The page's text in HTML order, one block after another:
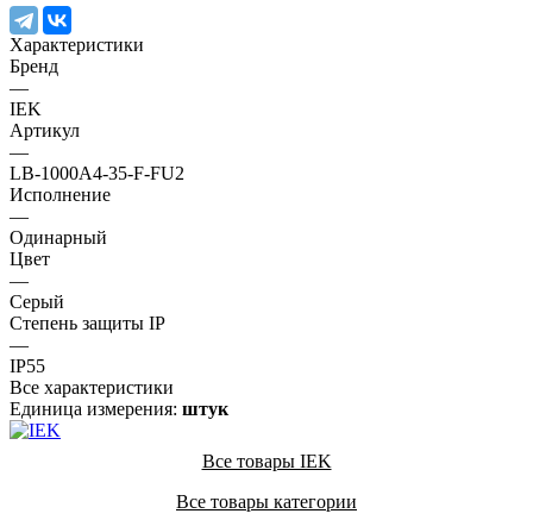
Характеристики
Бренд
—
IEK
Артикул
—
LB-1000A4-35-F-FU2
Исполнение
—
Одинарный
Цвет
—
Серый
Степень защиты IP
—
IP55
Все характеристики
Единица измерения: штук
Все товары IEK
Все товары категории